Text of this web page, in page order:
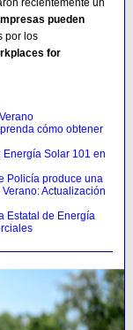
recientemente un
pueden
por los
for
cómo obtener
Solar 101 en
Policía produce una
Actualización
Estatal de Energía